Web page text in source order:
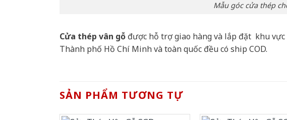
Mẫu góc cửa thép
Cửa thép vân gỗ được hỗ trợ giao hàng và lắp đặt khu vực
Thành phố Hồ Chí Minh và toàn quốc đều có ship COD.
SẢN PHẨM TƯƠNG TỰ